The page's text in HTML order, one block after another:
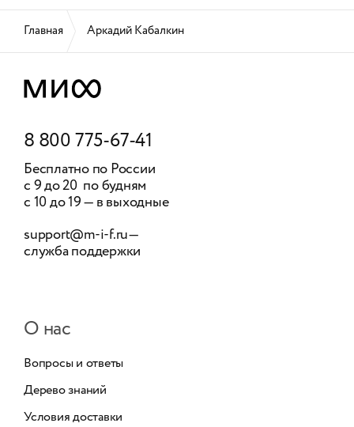
Главная Аркадий Кабалкин
8 800 775-67-41
Бесплатно по России
с 9 до 20 по будням
с 10 до 19 — в выходные
support@m-i-f.ru—
служба поддержки
О нас
Вопросы и ответы
Дерево знаний
Условия доставки